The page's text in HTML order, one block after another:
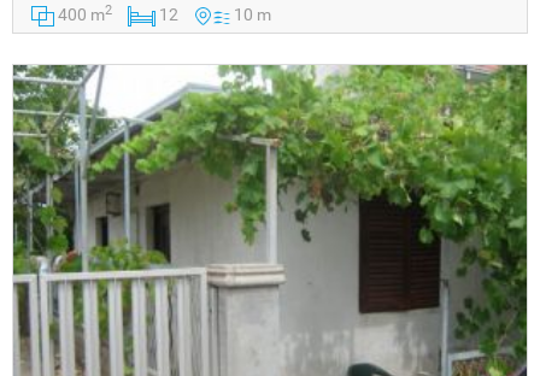
400 m2 12 10 m